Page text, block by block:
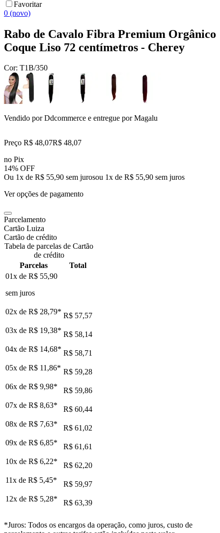
Favoritar
0 (novo)
Rabo de Cavalo Fibra Premium Orgânico
Coque Liso 72 centímetros - Cherey
Cor: T1B/350
Vendido porDdcommerce e entregue por Magalu
Preço R$ 48,07R$ 48,07
no Pix
14% OFF
Ou 1x de R$ 55,90 sem jurosou 1x de R$ 55,90 sem juros
Ver opções de pagamento
Parcelamento
Cartão Luiza
Cartão de crédito
Tabela de parcelas de Cartão
de crédito
Parcelas
Total
01x de R$ 55,90
sem juros
02x de R$ 28,79* R$ 57,57
03x de R$ 19,38* R$ 58,14
04x de R$ 14,68* R$ 58,71
05x de R$ 11,86* R$ 59,28
06x de R$ 9,98*
R$ 59,86
07x de R$ 8,63*
R$ 60,44
08x de R$ 7,63*
R$ 61,02
09x de R$ 6,85*
R$ 61,61
10x de R$ 6,22*
R$ 62,20
11x de R$ 5,45*
R$ 59,97
12x de R$ 5,28* R$ 63,39
*Juros: Todos os encargos da operação, como juros, custo de